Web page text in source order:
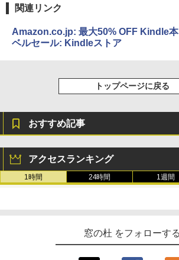
関連リンク
Amazon.co.jp: 最大50% OFF Kindle本
ベルセール: Kindleストア
トップページに戻る
おすすめ記事
アクセスランキング
1時間 24時間 1週間
窓の杜 をフォローする